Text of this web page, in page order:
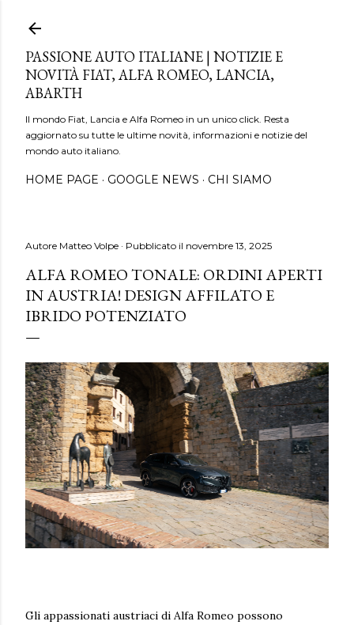
PASSIONE AUTO ITALIANE | NOTIZIE E
NOVITÀ FIAT, ALFA ROMEO, LANCIA,
ABARTH
Il mondo Fiat, Lancia e Alfa Romeo in un unico click. Resta
aggiornato su tutte le ultime novità, informazioni e notizie del
mondo auto italiano.
HOME PAGE GOOGLE NEWS CHI SIAMO
Autore Matteo Volpe Pubblicato il novembre 13, 2025
ALFA ROMEO TONALE: ORDINI APERTI
IN AUSTRIA! DESIGN AFFILATO E
IBRIDO POTENZIATO
Gli appassionati austriaci di Alfa Romeo possono